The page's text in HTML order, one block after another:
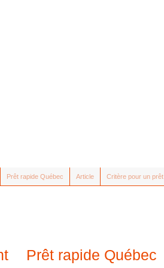
Prêt rapide Québec Article Critère pour un prêt
Prêt rapide Québec